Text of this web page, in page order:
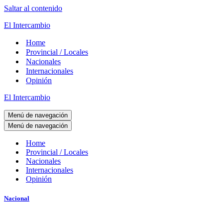
Saltar al contenido
El Intercambio
Home
Provincial / Locales
Nacionales
Internacionales
Opinión
El Intercambio
Menú de navegación
Menú de navegación
Home
Provincial / Locales
Nacionales
Internacionales
Opinión
Nacional